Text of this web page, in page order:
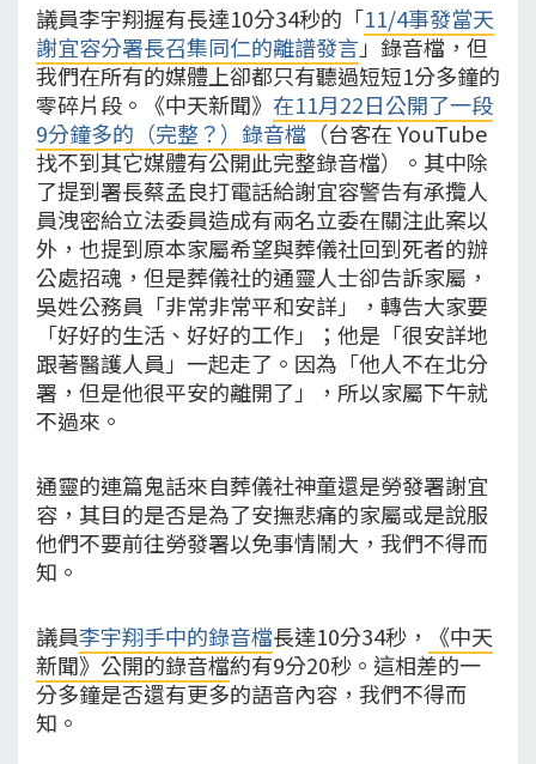
議員李宇翔握有長達10分34秒的「11/4事發當天
謝宜容分署長召集同仁的離譜發言」錄音檔，但
我們在所有的媒體上卻都只有聽過短短1分多鐘的
零碎片段。《中天新聞》 在11月22日公開了一段
9分鐘多的（完整？）錄音檔（台客在 YouTube
找不到其它媒體有公開此完整錄音檔）。其中除
了提到署長蔡孟良打電話給謝宜容警告有承攬人
員洩密給立法委員造成有兩名立委在關注此案以
外，也提到原本家屬希望與葬儀社回到死者的辦
公處招魂，但是葬儀社的通靈人士卻告訴家屬，
吳姓公務員「非常非常平和安詳」，轉告大家要
「好好的生活、好好的工作」；他是「很安詳地
跟著醫護人員」一起走了。因為「他人不在北分
署，但是他很平安的離開了」，所以家屬下午就
不過來。
通靈的連篇鬼話來自葬儀社神童還是勞發署謝宜
容，其目的是否是為了安撫悲痛的家屬或是說服
他們不要前往勞發署以免事情鬧大，我們不得而
知。
議員李宇翔手中的錄音檔長達10分34秒，
《中天
新聞》公開的錄音檔約有9分20秒。這相差的一
分多鐘是否還有更多的語音內容，我們不得而
知。